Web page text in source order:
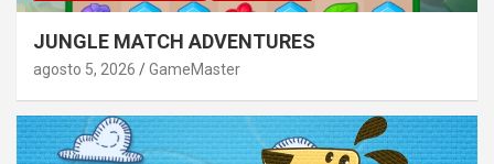
JUNGLE MATCH ADVENTURES
agosto 5, 2026 GameMaster